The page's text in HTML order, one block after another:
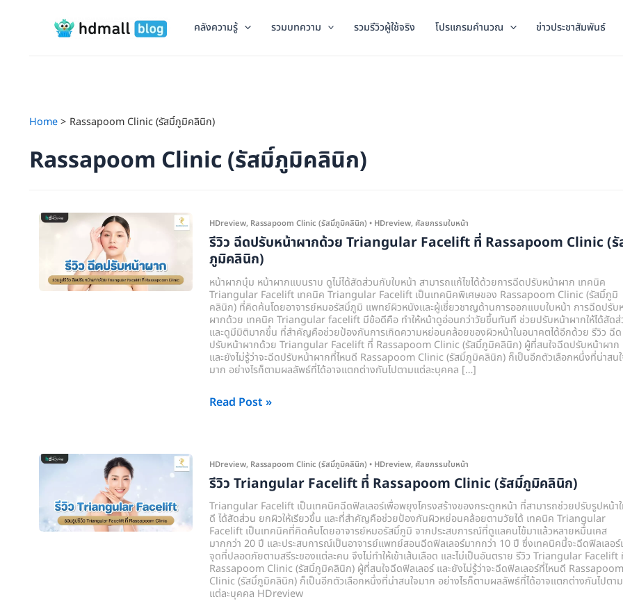
คลังความรู้ รวมบทความ รวมรีวิวผู้ใช้จริง โปรแกรมคำนวณ ข่าวประชาสัมพันธ์
Home Rassapoom Clinic (รัสมิ์ภูมิคลินิก)
Rassapoom Clinic (รัสมิ์ภูมิคลินิก)
HDreview, Rassapoom Clinic (รัสมิ์ภูมิคลินิก) • HDreview, ศัลยกรรมใบหน้า
รีวิว ฉีดปรับหน้าผากด้วย Triangular Facelift ที่ Rassapoom Clinic (รั
ภูมิคลินิก)
หน้าผากบุ๋ม หน้าผากแบนราบ ดูไม่ได้สัดส่วนกับใบหน้า สามารถแก้ไขได้ด้วยการฉีดปรับหน้าผาก เทคนิค
Triangular Facelift เทคนิค Triangular Facelift เป็นเทคนิคพิเศษของ Rassapoom Clinic (รัสมิ์ภูมิ
คลินิก) ที่คิดค้นโดยอาจารย์หมอรัสมิ์ภูมิ แพทย์ผิวหนังและผู้เชี่ยวชาญด้านการออกแบบใบหน้า การฉีดปรับ
ผากด้วย เทคนิค Triangular facelift มีข้อดีคือ ทำให้หน้าดูอ่อนกว่าวัยขึ้นทันที ช่วยปรับหน้าผากให้ได้สัดส่
และดูมีมิติมากขึ้น ที่สำคัญคือช่วยป้องกันการเกิดความหย่อนคล้อยของผิวหน้าในอนาคตได้อีกด้วย รีวิว ฉีด
ปรับหน้าผากด้วย Triangular Facelift ที่ Rassapoom Clinic (รัสมิ์ภูมิคลินิก) ผู้ที่สนใจฉีดปรับหน้าผาก
และยังไม่รู้ว่าจะฉีดปรับหน้าผากที่ไหนดี Rassapoom Clinic (รัสมิ์ภูมิคลินิก) ก็เป็นอีกตัวเลือกหนึ่งที่น่าสน
มาก อย่างไรก็ตามผลลัพธ์ที่ได้อาจแตกต่างกันไปตามแต่ละบุคคล […]
รีวิว
ฉีด
ปรับ
หน้า
ผาก
ด้วย
Triangular
Facelift
ที่
Clinic
คลินิก)
Read Post »
HDreview, Rassapoom Clinic (รัสมิ์ภูมิคลินิก) • HDreview, ศัลยกรรมใบหน้า
รีวิว Triangular Facelift ที่ Rassapoom Clinic (รัสมิ์ภูมิคลินิก)
Triangular Facelift เป็นเทคนิคฉีดฟิลเลอร์เพื่อพยุงโครงสร้างของกระดูกหน้า ที่สามารถช่วยปรับรูปหน้า
ดี ได้สัดส่วน ยกผิวให้เรียวขึ้น และที่สำคัญคือช่วยป้องกันผิวหย่อนคล้อยตามวัยได้ เทคนิค Triangular
Facelift เป็นเทคนิคที่คิดค้นโดยอาจารย์หมอรัสมิ์ภูมิ จากประสบการณ์ที่ดูแลคนไข้มาแล้วหลายหมื่นเคส
มากกว่า 20 ปี และประสบการณ์เป็นอาจารย์แพทย์สอนฉีดฟิลเลอร์มากกว่า 10 ปี ซึ่งเทคนิคนี้จะฉีดฟิลเลอร์
จุดที่ปลอดภัยตามสรีระของแต่ละคน จึงไม่ทำให้เข้าเส้นเลือด และไม่เป็นอันตราย รีวิว Triangular Facelift
Rassapoom Clinic (รัสมิ์ภูมิคลินิก) ผู้ที่สนใจฉีดฟิลเลอร์ และยังไม่รู้ว่าจะฉีดฟิลเลอร์ที่ไหนดี Rassapoom
Clinic (รัสมิ์ภูมิคลินิก) ก็เป็นอีกตัวเลือกหนึ่งที่น่าสนใจมาก อย่างไรก็ตามผลลัพธ์ที่ได้อาจแตกต่างกันไปตาม
แต่ละบุคคล HDreview
รีวิว
Triangular
Facelift
ที่
Rassapoom
Clinic
(รัส
มิ์